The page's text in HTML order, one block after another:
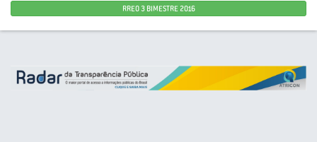
RREO 3 BIMESTRE 2016